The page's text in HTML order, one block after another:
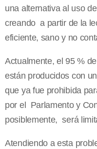
una alternativa al uso
creando a partir de la
eficiente, sano y no
Actualmente, el 95 %
están producidos con
que ya fue prohibida
por el Parlamento y
posiblemente, será
Atendiendo a esta